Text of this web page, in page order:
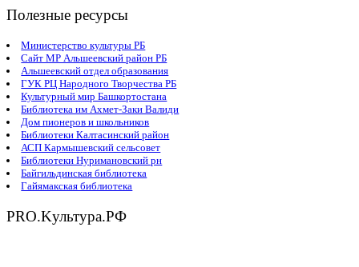
Полезные ресурсы
Министерство культуры РБ
Сайт МР Альшеевский район РБ
Альшеевский отдел образования
ГУК РЦ Народного Творчества РБ
Культурный мир Башкортостана
Библиотека им Ахмет-Заки Валиди
Дом пионеров и школьников
Библиотеки Калтасинский район
АСП Кармышевский сельсовет
Библиотеки Нуримановский рн
Байгильдинская библиотека
Гайямакская библиотека
PRO.Kультура.РФ